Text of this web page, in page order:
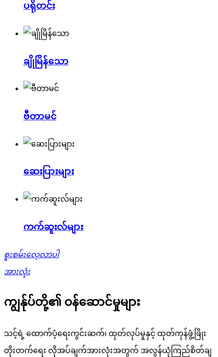
ပရိုတင်း
ချိုမြိန်သော
ဗီတာမင်
ဆေးပြားများ
ကက်ဆူးလ်များ
စူးစမ်းလေ့လာပါ
အားလုံး
ကျွန်ုပ်တို့၏ ဝန်ဆောင်မှုများ
သင့်ရဲ့ ထောက်ပံ့ရေးကွင်းဆက်၊ ထုတ်လုပ်မှုနှင့် ထုတ်ကုန်ဖွံ့ဖြိုး
တိုးတက်ရေး လိုအပ်ချက်အားလုံးအတွက် အလွန်ယုံကြည်စိတ်ချ